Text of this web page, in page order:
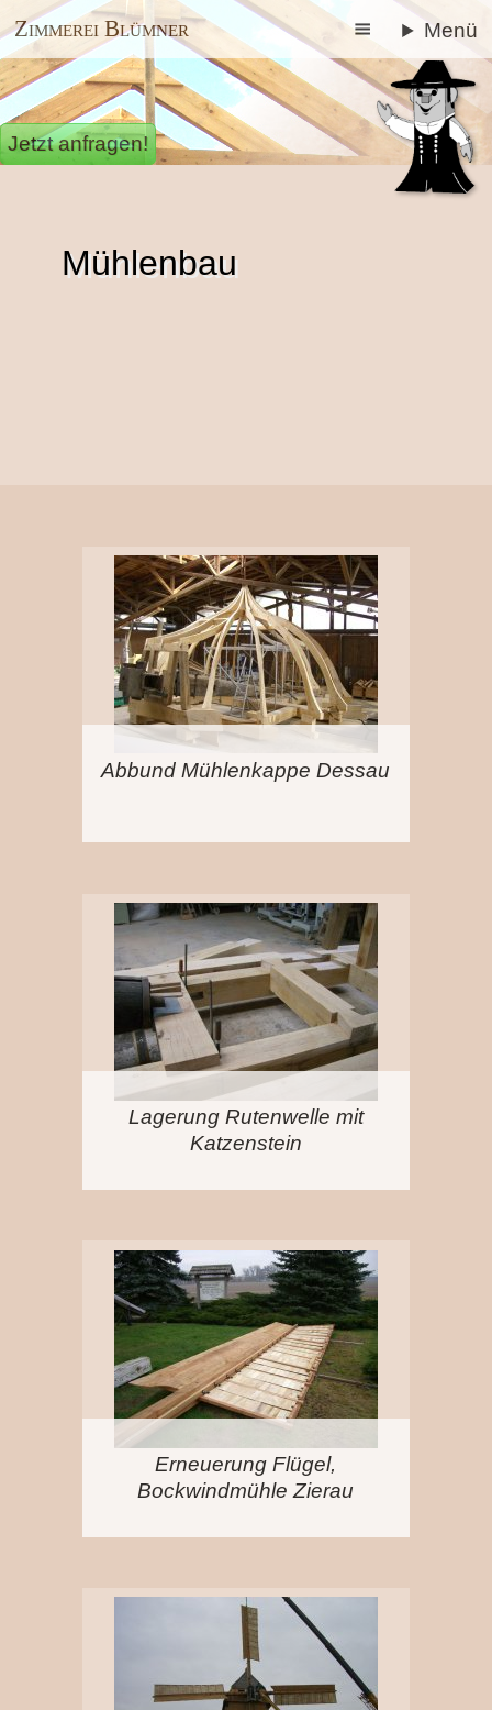
Jetzt anfragen!
Zimmerei Blümner Menü
Mühlenbau
Abbund Mühlenkappe Dessau
Lagerung Rutenwelle mit
Katzenstein
Erneuerung Flügel,
Bockwindmühle Zierau